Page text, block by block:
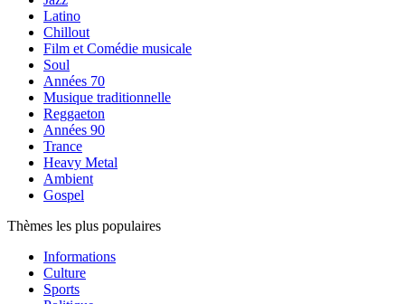
Latino
Chillout
Film et Comédie musicale
Soul
Années 70
Musique traditionnelle
Reggaeton
Années 90
Trance
Heavy Metal
Ambient
Gospel
Thèmes les plus populaires
Informations
Culture
Sports